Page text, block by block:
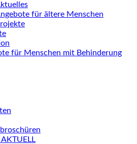
für ältere Menschen
für Menschen mit Behinderung